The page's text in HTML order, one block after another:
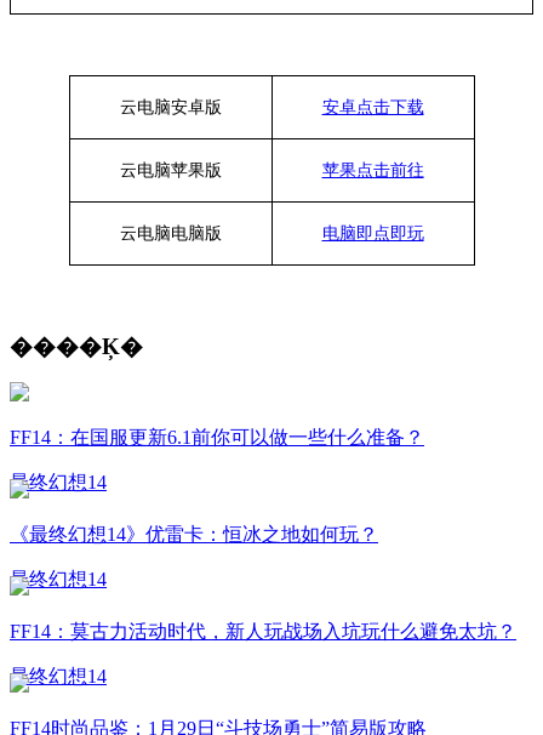
云电脑安卓版 安卓点击下载
云电脑苹果版 苹果点击前往
云电脑电脑版 电脑即点即玩
����Ķ�
FF14：在国服更新6.1前你可以做一些什么准备？
最终幻想14
《最终幻想14》优雷卡：恒冰之地如何玩？
最终幻想14
FF14：莫古力活动时代，新人玩战场入坑玩什么避免太坑？
最终幻想14
FF14时尚品鉴：1月29日“斗技场勇士”简易版攻略